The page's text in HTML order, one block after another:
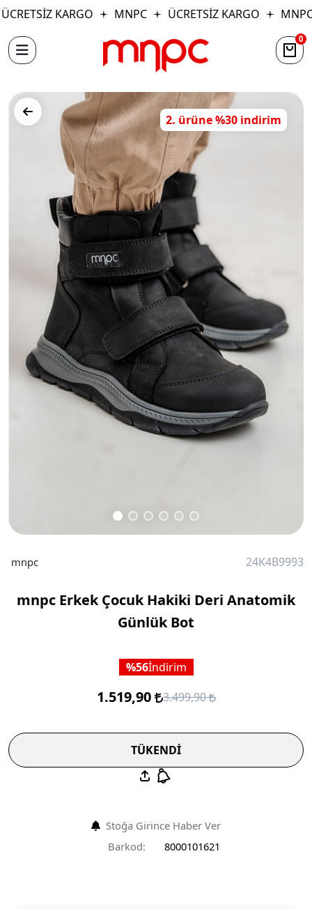
KARGO MNPC ÜCRETSİZ KARGO MNPC
0
2. ürüne %30 indirim
mnpc 24K4B9993
mnpc Erkek Çocuk Hakiki Deri Anatomik
Günlük Bot
56İndirim
1.519,90 3.499,90
TÜKENDİ
Stoğa Girince Haber Ver
Barkod:
8000101621